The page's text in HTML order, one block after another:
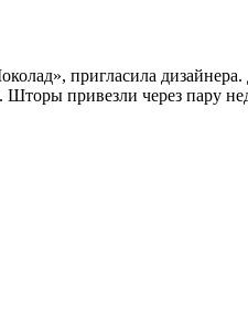
пригласила
привезли через пару